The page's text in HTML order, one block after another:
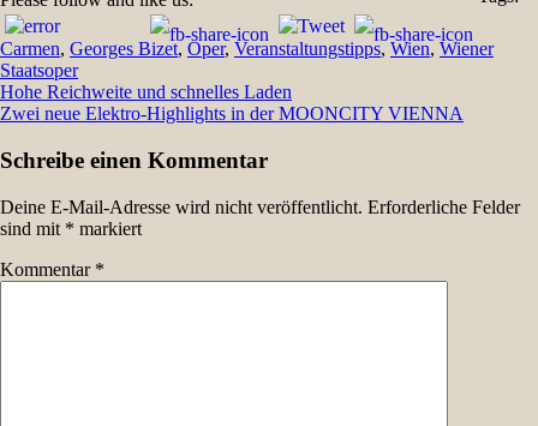
Carmen, Georges Bizet, Oper, Veranstaltungstipps, Wien, Wiener
Staatsoper
Beitragsnavigation
Hohe Reichweite und schnelles Laden
Zwei neue Elektro-Highlights in der MOONCITY VIENNA
Schreibe einen Kommentar
Deine E-Mail-Adresse wird nicht veröffentlicht. Erforderliche Felder
sind mit * markiert
Kommentar *